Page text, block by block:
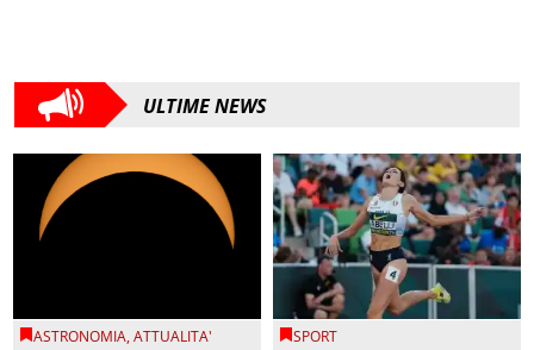
ULTIME NEWS
ASTRONOMIA,ATTUALITA' SPORT